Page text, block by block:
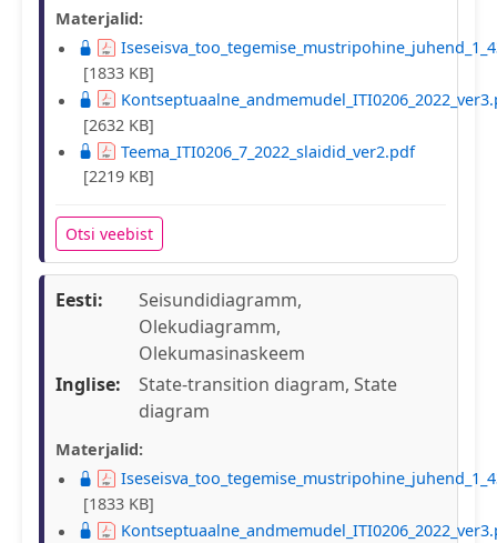
Materjalid:
[1833 KB]
[2632 KB]
Teema_ITI0206_7_2022_slaidid_ver2.pdf
[2219 KB]
Otsi veebist
Eesti:
Seisundidiagramm,
Olekudiagramm,
Olekumasinaskeem
Inglise:
State-transition diagram, State
diagram
Materjalid:
[1833 KB]